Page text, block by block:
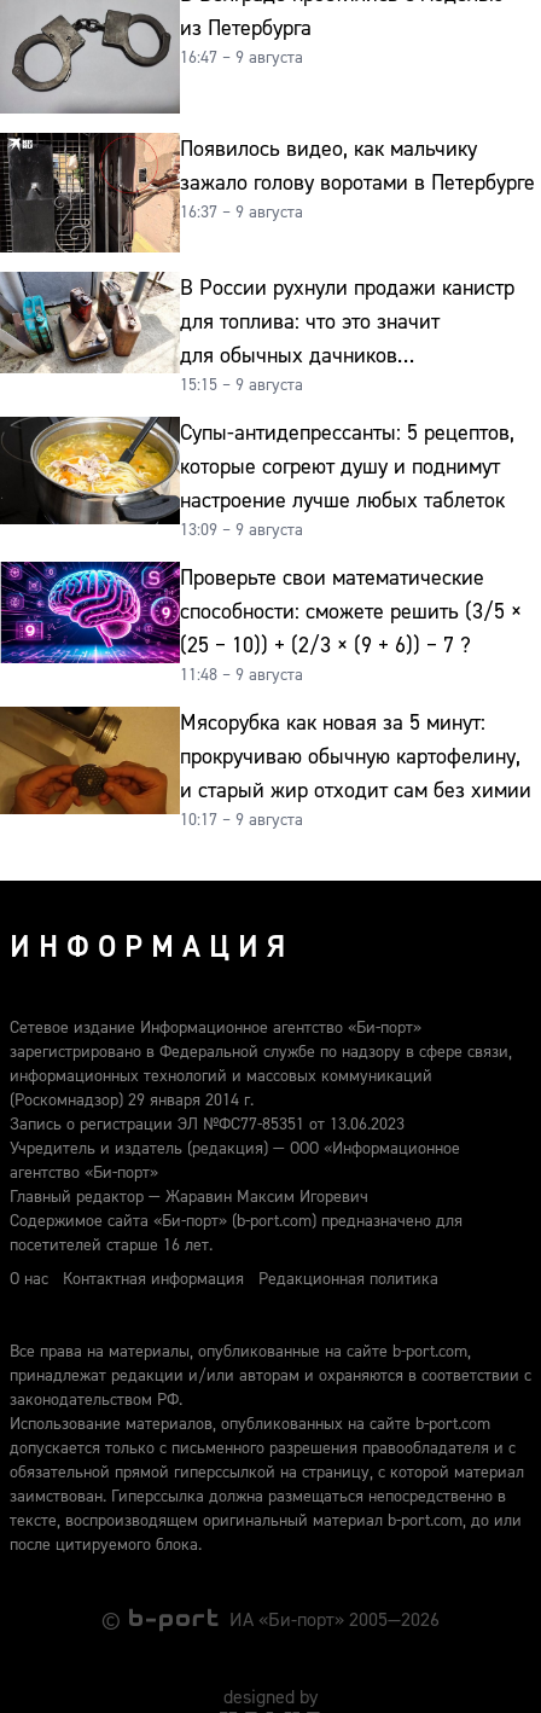
из Петербурга
16:47 – 9 августа
Появилось видео, как мальчику
зажало голову воротами в Петербурге
16:37 – 9 августа
В России рухнули продажи канистр
для топлива: что это значит
для обычных дачников
и автомобилистов
15:15 – 9 августа
Супы-антидепрессанты: 5 рецептов,
которые согреют душу и поднимут
настроение лучше любых таблеток
13:09 – 9 августа
Проверьте свои математические
способности: сможете решить (3/5 ×
(25 − 10)) + (2/3 × (9 + 6)) − 7 ?
11:48 – 9 августа
Мясорубка как новая за 5 минут:
прокручиваю обычную картофелину,
и старый жир отходит сам без химии
10:17 – 9 августа
ИНФОРМАЦИЯ
Сетевое издание Информационное агентство «Би-порт»
зарегистрировано в Федеральной службе по надзору в сфере связи,
информационных технологий и массовых коммуникаций
(Роскомнадзор) 29 января 2014 г.
Запись о регистрации ЭЛ №ФС77-85351 от 13.06.2023
Учредитель и издатель (редакция) — ООО «Информационное
агентство «Би-порт»
Главный редактор — Жаравин Максим Игоревич
Содержимое сайта «Би-порт» (b-port.com) предназначено для
посетителей старше 16 лет.
О нас
Контактная информация Редакционная политика
Все права на материалы, опубликованные на сайте b-port.com,
принадлежат редакции и/или авторам и охраняются в соответствии с
законодательством РФ.
Использование материалов, опубликованных на сайте b-port.com
допускается только с письменного разрешения правообладателя и с
обязательной прямой гиперссылкой на страницу, с которой материал
заимствован. Гиперссылка должна размещаться непосредственно в
тексте, воспроизводящем оригинальный материал b-port.com, до или
после цитируемого блока.
© ИА «Би-порт» 2005—2026
designed by